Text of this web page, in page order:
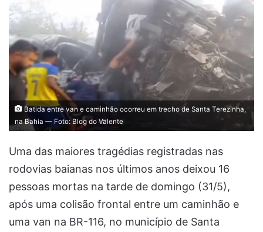
Batida entre van e caminhão ocorreu em trecho de Santa Terezinha,
na Bahia — Foto: Blog do Valente
Uma das maiores tragédias registradas nas
rodovias baianas nos últimos anos deixou 16
pessoas mortas na tarde de domingo (31/5),
após uma colisão frontal entre um caminhão e
uma van na BR-116, no município de Santa